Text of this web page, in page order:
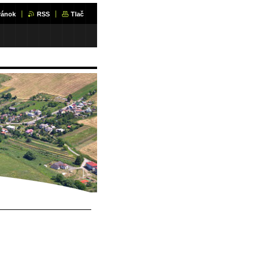
RSS Tlač